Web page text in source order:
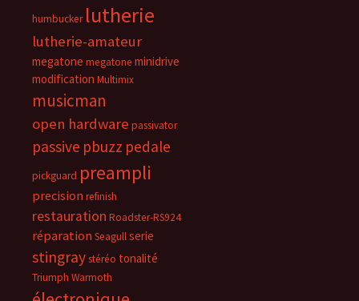
humbucker lutherie
lutherie-amateur
megatone megatone minidrive
modification Multimix
musicman
open hardware passivator
passive pbuzz pedale
pickguard preampli
precision refinish
restauration Roadster-RS924
réparation Seagullserie
stingraystéréo tonalité
Triumph Warmoth